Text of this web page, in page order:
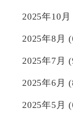
2025年10月
2025年8月
2025年7月
2025年6月
2025年5月